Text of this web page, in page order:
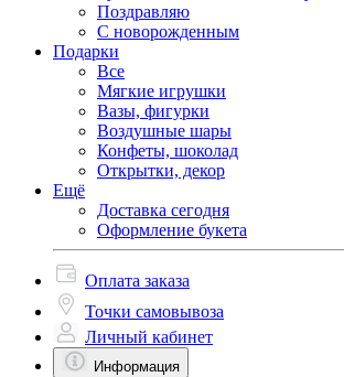
Поздравляю
С новорожденным
Подарки
Все
Мягкие игрушки
Вазы, фигурки
Воздушные шары
Конфеты, шоколад
Открытки, декор
Ещё
Доставка сегодня
Оформление букета
Оплата заказа
Точки самовывоза
Личный кабинет
Информация